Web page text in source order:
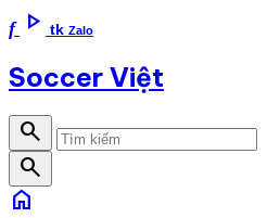
f play_arrow tk Zalo
Soccer Việt
search
search
home